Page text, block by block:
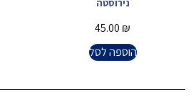
נירוסטה
45.00 ₪
הוספה לסל